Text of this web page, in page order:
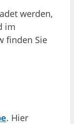
werden,
im
finden Sie
. Hier